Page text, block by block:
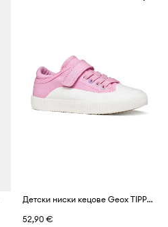
Детски ниски кецове Geox TIPPESTE
52,90 €